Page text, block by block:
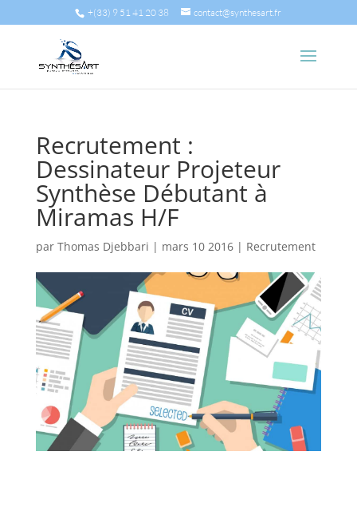
+(33) 9 51 41 20 38 contact@synthesart.fr
Recrutement :
Dessinateur Projeteur
Synthèse Débutant à
Miramas H/F
par Thomas Djebbari | mars 10 2016| Recrutement